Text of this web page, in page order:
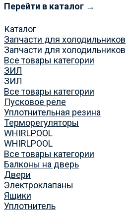
Перейти в каталог →
Каталог
Запчасти для холодильников
Запчасти для холодильников
Все товары категории
ЗИЛ
ЗИЛ
Все товары категории
Пусковое реле
Уплотнительная резина
Терморегуляторы
WHIRLPOOL
WHIRLPOOL
Все товары категории
Балконы на дверь
Двери
Электроклапаны
Ящики
Уплотнитель